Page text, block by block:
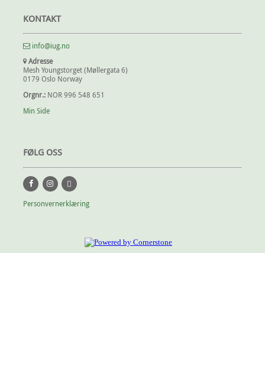
KONTAKT
info@iug.no
Adresse
Mesh Youngstorget (Møllergata 6)
0179 Oslo Norway
Orgnr.: NOR 996 548 651
Min Side
FØLG OSS
Personvernerklæring